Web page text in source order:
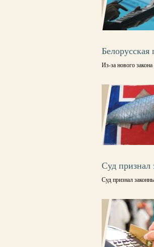
Белорусская
Из-за нового закона
Суд
Суд признал